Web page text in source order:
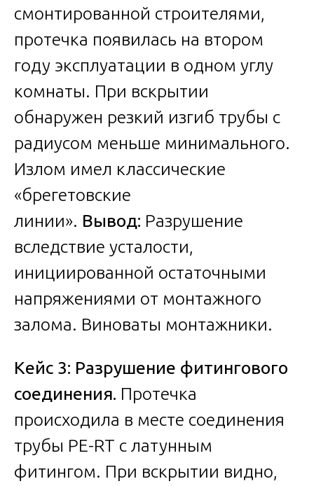
смонтированной строителями,
протечка появилась на втором
году эксплуатации в одном углу
комнаты. При вскрытии
обнаружен резкий изгиб трубы с
радиусом меньше минимального.
Излом имел классические
«брегетовские
линии». Вывод: Разрушение
вследствие усталости,
инициированной остаточными
напряжениями от монтажного
залома. Виноваты монтажники.
Кейс 3: Разрушение фитингового
соединения. Протечка
происходила в месте соединения
трубы PE-RT с латунным
фитингом. При вскрытии видно,